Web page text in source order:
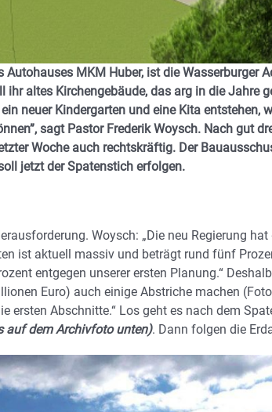
Autohauses MKM Huber, ist die Wasserburger
altes Kirchengebäude, das arg in die Jahre
neuer Kindergarten und eine Kita entstehen,
sagt Pastor Frederik Woysch. Nach gut
Woche auch rechtskräftig. Der
jetzt der Spatenstich erfolgen.
Woysch: „Die neu Regierung
ist aktuell massiv und beträgt rund fünf
entgegen unserer ersten Planung.“
Euro) auch einige Abstriche machen
ersten Abschnitte.“ Los geht es nach dem
auf dem Archivfoto unten). Dann folgen die